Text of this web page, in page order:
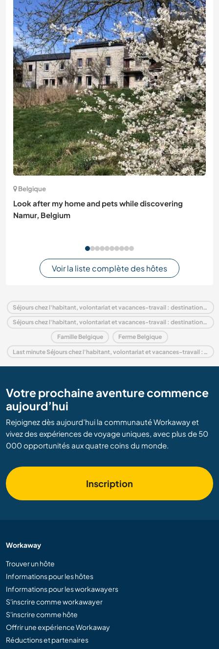
Belgique
Look after my home and pets while discovering
Namur, Belgium
Voir la liste complète des hôtes
Séjours chez l'habitant, volontariat et vacances-travail : destination Belgique
Séjours chez l'habitant, volontariat et vacances-travail : destination Europe
Famille Belgique Ferme Belgique
Last minute Séjours chez l'habitant, volontariat et vacances-travail : destination Belgique
Votre prochaine aventure commence
aujourd’hui
Rejoignez dès aujourd’hui la communauté Workaway et
vivez des expériences de voyage uniques, avec plus de 50
000 opportunités aux quatre coins du monde.
Inscription
Workaway
Trouver un hôte
Informations pour les hôtes
Informations pour les workawayers
S'inscrire comme workawayer
S'inscrire comme hôte
Offrir une expérience Workaway
Réductions et partenaires